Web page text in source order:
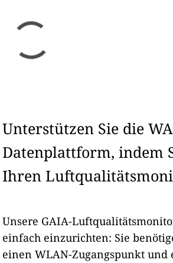
Unterstützen Sie die
Datenplattform, indem
Ihren
Unsere GAIA-
einfach einzurichten: Sie
einen WLAN-Zugangspunkt und